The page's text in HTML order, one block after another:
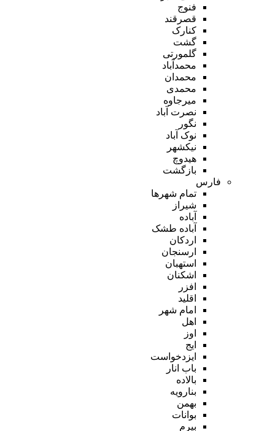
فنوج
قصرقند
کنارک
گشت
گلمورتی
محمدآباد
محمدان
محمدی
میرجاوه
نصرت آباد
نگور
نوک آباد
نیکشهر
هیدوچ
بازگشت
فارس
تمام شهر‌ها
شیراز
آباده
آباده طشک
اردکان
ارسنجان
استهبان
اشکنان
افزر
اقلید
امام شهر
اهل
اوز
ایج
ایزدخواست
باب انار
بالاده
بنارویه
بهمن
بوانات
بیرم